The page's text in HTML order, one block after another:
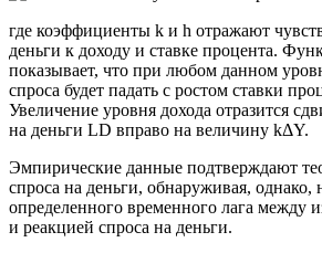
где коэффициенты k и h отражают
деньги к доходу и ставке процента.
показывает, что при любом данном
спроса будет падать с ростом ставки
Увеличение уровня дохода отразится
на деньги LD вправо на величину kΔY.
Эмпирические данные подтверждают
спроса на деньги, обнаруживая, однако,
определенного временного лага между
и реакцией спроса на деньги.